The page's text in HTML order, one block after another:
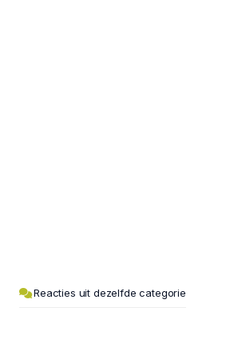
Reacties uit dezelfde categorie